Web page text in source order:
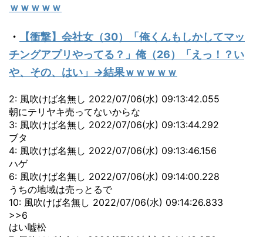
ｗｗｗｗｗ
・
【衝撃】会社女（30）「俺くんもしかしてマッ
チングアプリやってる？」俺（26）「えっ！？い
や、その、はい」→結果ｗｗｗｗｗ
2: 風吹けば名無し 2022/07/06(水) 09:13:42.055
朝にテリヤキ売ってないからな
3: 風吹けば名無し 2022/07/06(水) 09:13:44.292
ブタ
4: 風吹けば名無し 2022/07/06(水) 09:13:46.156
ハゲ
6: 風吹けば名無し 2022/07/06(水) 09:14:00.228
うちの地域は売っとるで
10: 風吹けば名無し 2022/07/06(水) 09:14:26.833
>>6
はい嘘松